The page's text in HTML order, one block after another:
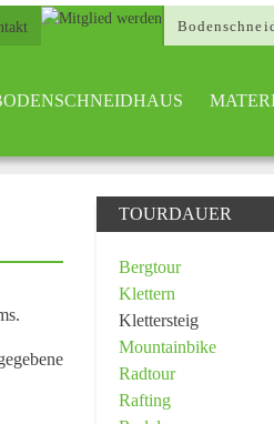
TOURDAUER
Bergtour
Klettern
Klettersteig
Mountainbike
Radtour
Rafting